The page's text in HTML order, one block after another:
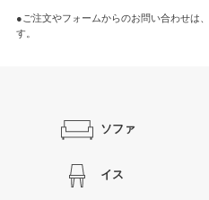
●ご注文やフォームからのお問い合わせは、
す。
ソファ
イス